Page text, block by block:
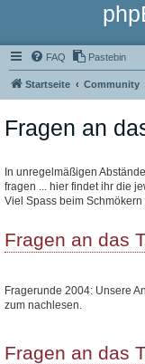
FAQ Pastebin
Startseite Community
Fragen an
In unregelmäßigen
fragen ... hier findet ihr die
Viel Spass beim
Fragen an das
Fragerunde 2004: Unsere
zum nachlesen.
Fragen an das